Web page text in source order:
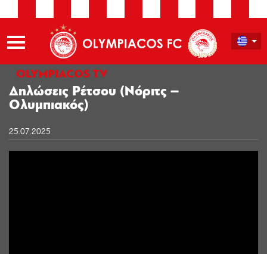
OLYMPIACOS TV
Δηλώσεις Ρέτσου (Νόριτς –
Ολυμπιακός)
25.07.2025